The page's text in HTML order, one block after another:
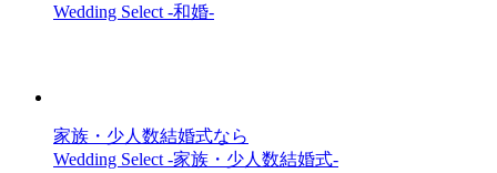
Wedding Select -和婚-
家族・少人数結婚式なら
Wedding Select -家族・少人数結婚式-